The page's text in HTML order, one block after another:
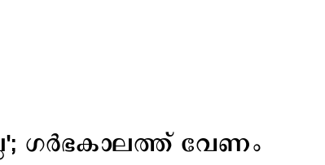
ഗര്‍ഭകാലത്ത് വേണം